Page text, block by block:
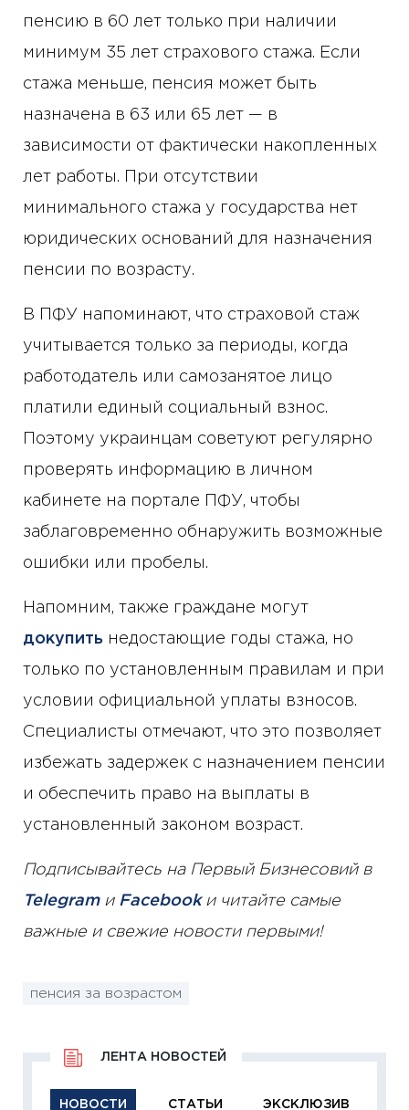
пенсию в 60 лет только при наличии
минимум 35 лет страхового стажа. Если
стажа меньше, пенсия может быть
назначена в 63 или 65 лет — в
зависимости от фактически накопленных
лет работы. При отсутствии
минимального стажа у государства нет
юридических оснований для назначения
пенсии по возрасту.
В ПФУ напоминают, что страховой стаж
учитывается только за периоды, когда
работодатель или самозанятое лицо
платили единый социальный взнос.
Поэтому украинцам советуют регулярно
проверять информацию в личном
кабинете на портале ПФУ, чтобы
заблаговременно обнаружить возможные
ошибки или пробелы.
Напомним, также граждане могут
докупить недостающие годы стажа, но
только по установленным правилам и при
условии официальной уплаты взносов.
Специалисты отмечают, что это позволяет
избежать задержек с назначением пенсии
и обеспечить право на выплаты в
установленный законом возраст.
Подписывайтесь на Первый Бизнесовий в
Telegramи Facebookи читайте самые
важные и свежие новости первыми!
пенсия за возрастом
НОВОСТИ СТАТЬИ ЭКСКЛЮЗИВ
ЛЕНТА НОВОСТЕЙ